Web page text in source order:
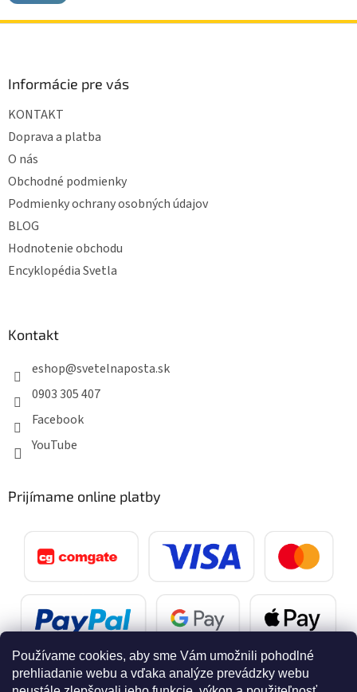
Používame cookies, aby sme Vám umožnili pohodlné
prehliadanie webu a vďaka analýze prevádzky webu
Informácie pre vás
KONTAKT
Doprava a platba
O nás
Obchodné podmienky
Podmienky ochrany osobných údajov
BLOG
Hodnotenie obchodu
Encyklopédia Svetla
Kontakt
eshop@svetelnaposta.sk
0903 305 407
Facebook
YouTube
Prijímame online platby